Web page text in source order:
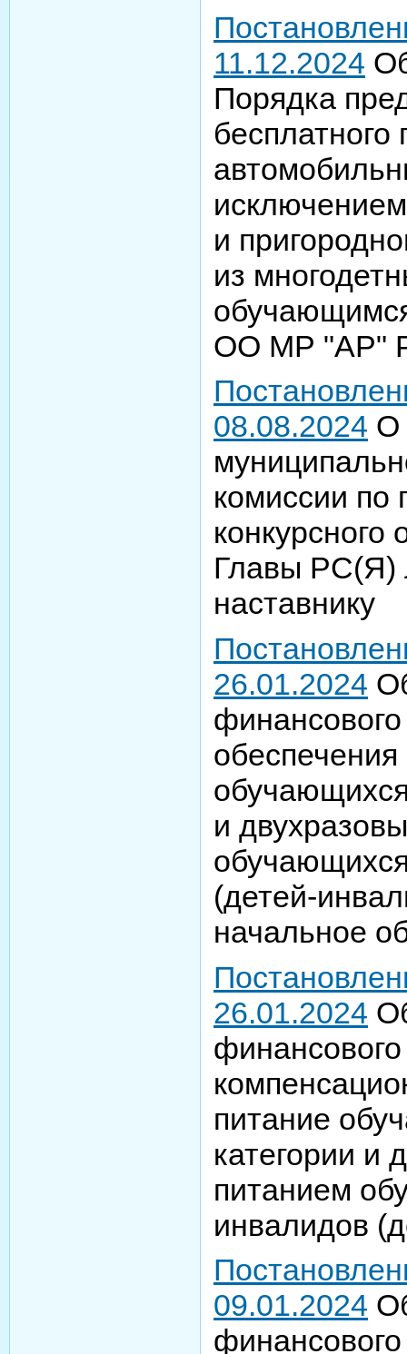
11.12.2024
Порядка
бесплатного
и
из
ОО МР "АР"
08.08.2024 О
комиссии по
Главы РС(Я)
наставнику
26.01.2024
и
(детей-
начальное
26.01.2024
питание
категории и
питанием
инвалидов
09.01.2024